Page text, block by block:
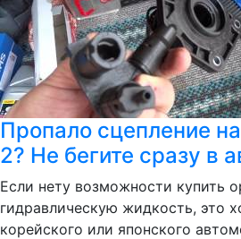
Пропало сцепление
2? Не бегите сразу в
Если нету возможности купить
гидравлическую жидкость, это
корейского или японского